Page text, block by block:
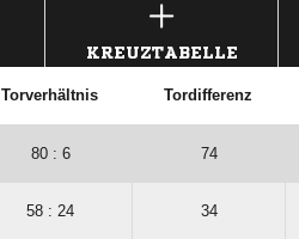
KREUZTABELLE
Torverhältnis Tordifferenz
80 : 6 74
58 : 24 34